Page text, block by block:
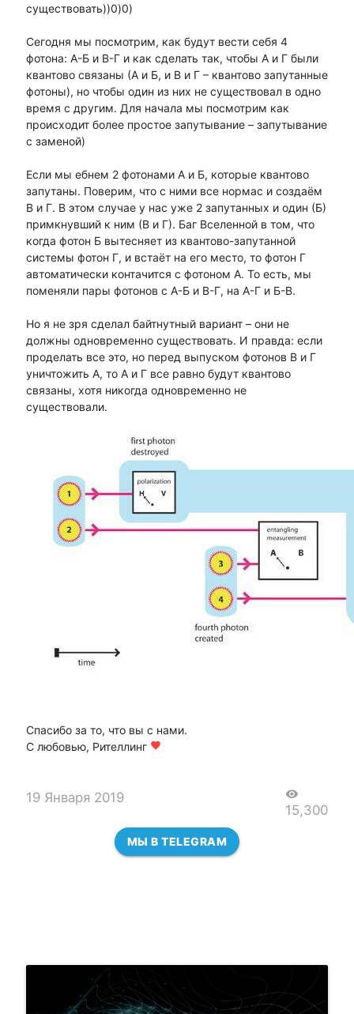
существовать))0)0)
Сегодня мы посмотрим, как будут вести себя 4
фотона: А-Б и В-Г и как сделать так, чтобы А и Г были
квантово связаны (А и Б, и В и Г – квантово запутанные
фотоны), но чтобы один из них не существовал в одно
время с другим. Для начала мы посмотрим как
происходит более простое запутывание – запутывание
с заменой)
Если мы ебнем 2 фотонами А и Б, которые квантово
запутаны. Поверим, что с ними все нормас и создаём
В и Г. В этом случае у нас уже 2 запутанных и один (Б)
примкнувший к ним (В и Г). Баг Вселенной в том, что
когда фотон Б вытесняет из квантово-запутанной
системы фотон Г, и встаёт на его место, то фотон Г
автоматически контачится с фотоном А. То есть, мы
поменяли пары фотонов с А-Б и В-Г, на А-Г и Б-В.
Но я не зря сделал байтнутный вариант – они не
должны одновременно существовать. И правда: если
проделать все это, но перед выпуском фотонов В и Г
уничтожить А, то А и Г все равно будут квантово
связаны, хотя никогда одновременно не
существовали.
Спасибо за то, что вы с нами.
С любовью, Рителлинг favorite
19 Января 2019 visibility
15,300
МЫ В TELEGRAM